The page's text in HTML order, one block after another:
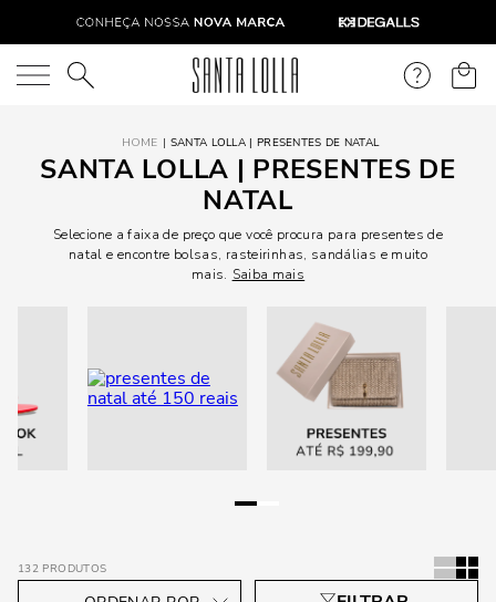
O que você está procurando?
SANTA LOLLA | PRESENTES DE NATAL
SANTA LOLLA | PRESENTES DE
NATAL
Selecione a faixa de preço que você procura para presentes de
natal e encontre bolsas, rasteirinhas, sandálias e muito
mais. Saiba mais
132 PRODUTOS